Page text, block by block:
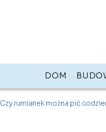
DOM
Czy rumianek można pić